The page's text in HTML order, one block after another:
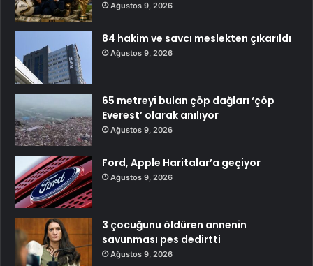
Ağustos 9, 2026
84 hakim ve savcı meslekten çıkarıldı
Ağustos 9, 2026
65 metreyi bulan çöp dağları ‘çöp
Everest’ olarak anılıyor
Ağustos 9, 2026
Ford, Apple Haritalar’a geçiyor
Ağustos 9, 2026
3 çocuğunu öldüren annenin
savunması pes dedirtti
Ağustos 9, 2026